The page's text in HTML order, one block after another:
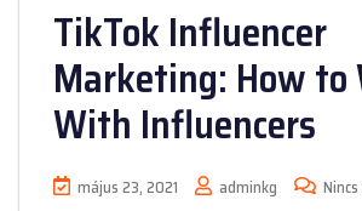
TikTok Influencer
Marketing: How to
With Influencers
május 23, 2021 adminkg